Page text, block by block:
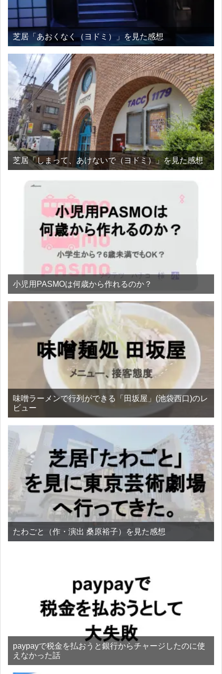
芝居「あおくなく（ヨドミ）」を見た感想
芝居「しまって、あけないで（ヨドミ）」を見た感想
小児用PASMOは何歳から作れるのか？
味噌ラーメンで行列ができる「田坂屋」(池袋西口)のレ
ビュー
たわごと（作・演出 桑原裕子）を見た感想
paypayで税金を払おうと銀行からチャージしたのに使
えなかった話